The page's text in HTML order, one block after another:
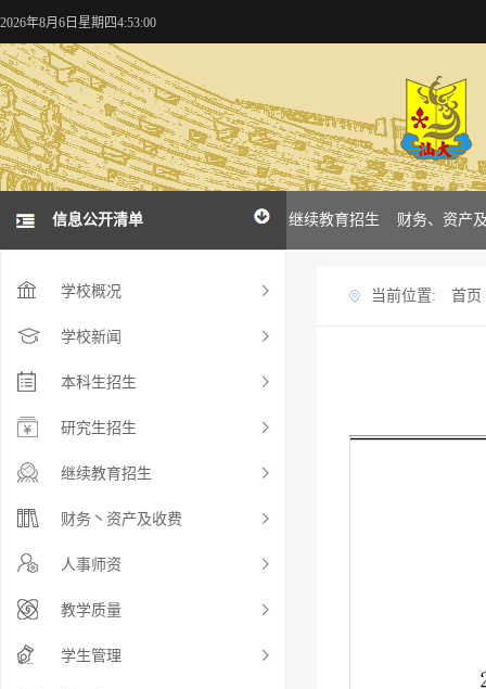
2026年8月6日星期四4:53:00
况 学校新闻 本科招生 研究生招生 继续教育招生 财务、资产
信息公开清单
学校概况
学校新闻
本科生招生
研究生招生
继续教育招生
财务丶资产及收费
人事师资
教学质量
学生管理
当前位置: 首页